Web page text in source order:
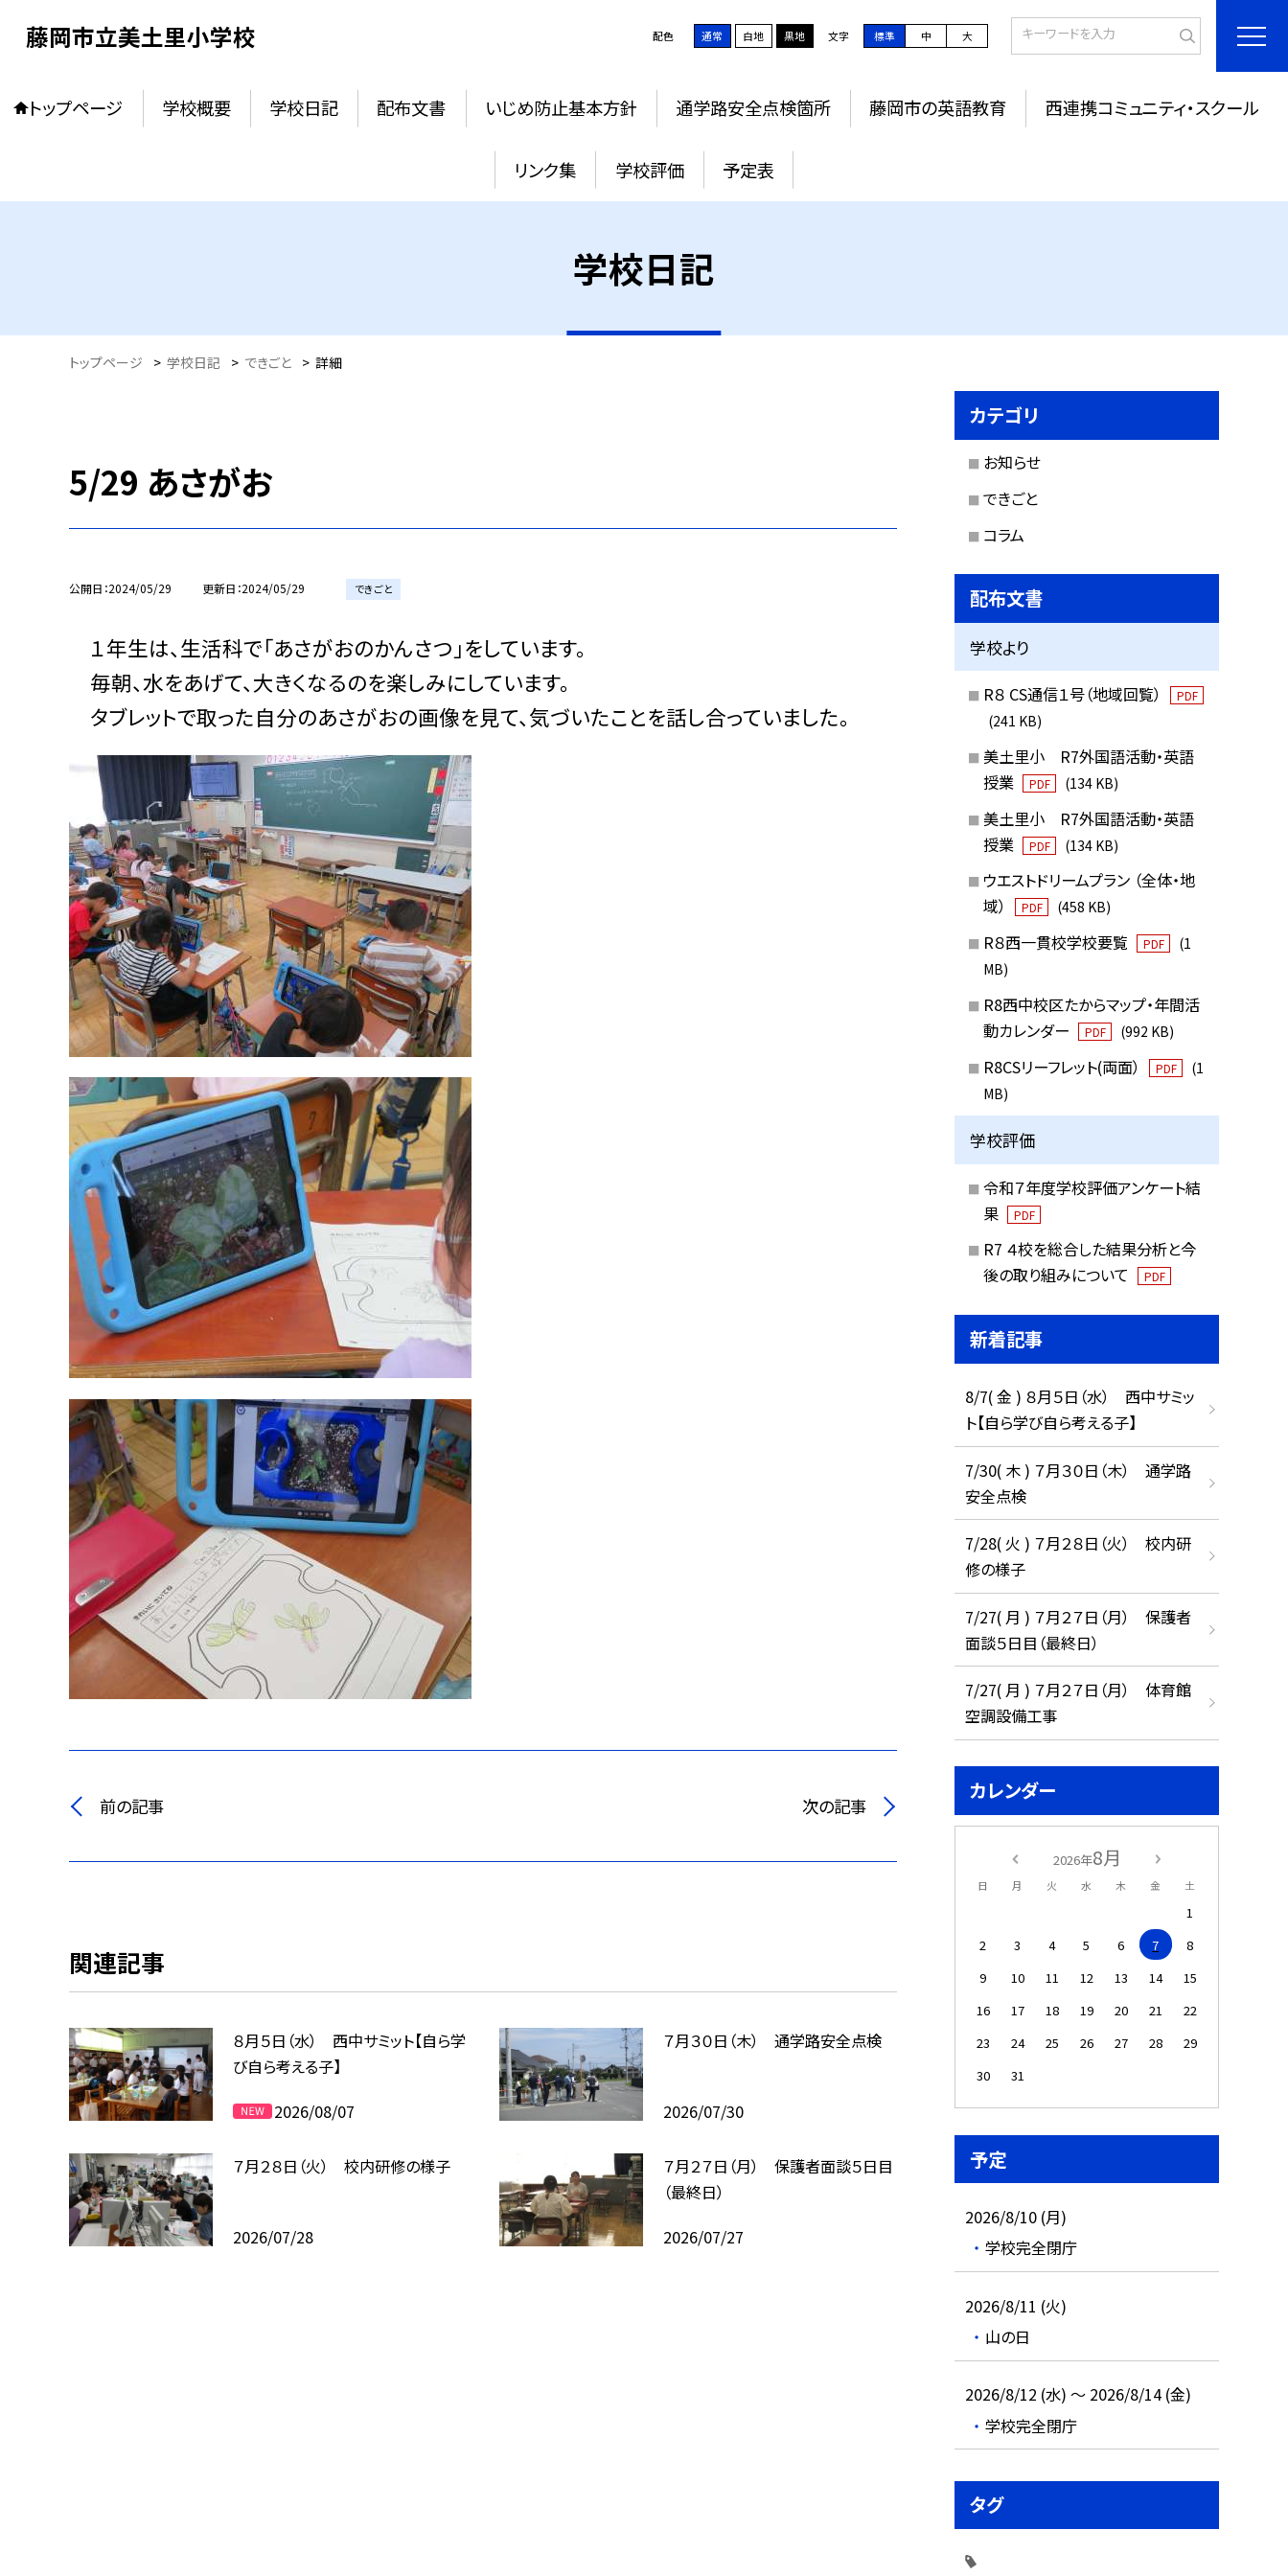
藤岡市立美土里小学校 配色 通常 白地 黒地 文字 標準 中 大
トップページ 学校概要 学校日記 配布文書 いじめ防止基本方針 通学路安全点検箇所 藤岡市の英語教育 西連携コミュニティ・スクール
リンク集 学校評価 予定表
学校日記
トップページ > 学校日記 > できごと > 詳細
5/29 あさがお
公開日 2024/05/29 更新日 2024/05/29 できごと
１年生は、生活科で「あさがおのかんさつ」をしています。
毎朝、水をあげて、大きくなるのを楽しみにしています。
タブレットで取った自分のあさがおの画像を見て、気づいたことを話し合っていました。
前の記事 次の記事
関連記事
８月５日（水） 西中サミット【自ら学
び自ら考える子】
2026/08/07
７月３０日（木） 通学路安全点検
2026/07/30
７月２８日（火） 校内研修の様子
2026/07/28
７月２７日（月） 保護者面談５日目
（最終日）
2026/07/27
カテゴリ
お知らせ
できごと
コラム
配布文書
学校より
R８ CS通信１号（地域回覧） PDF
(241 KB)
美土里小 R7外国語活動・英語
授業
PDF (134 KB)
美土里小 R7外国語活動・英語
授業
PDF (134 KB)
ウエストドリームプラン （全体・地
域）
PDF (458 KB)
R８西一貫校学校要覧 PDF
(1
MB)
R8西中校区たからマップ・年間活
動カレンダー
PDF (992 KB)
R8CSリーフレット(両面） PDF
(1
MB)
学校評価
令和７年度学校評価アンケート結
果
PDF
R7 ４校を総合した結果分析と今
後の取り組みについて
PDF
新着記事
8/7( 金 ) ８月５日（水） 西中サミッ
ト【自ら学び自ら考える子】
7/30( 木 ) ７月３０日（木） 通学路
安全点検
7/28( 火 ) ７月２８日（火） 校内研
修の様子
7/27( 月 ) ７月２７日（月） 保護者
面談５日目（最終日）
7/27( 月 ) ７月２７日（月） 体育館
空調設備工事
カレンダー
2026年8月
日 月 火 水 木 金 土
1
2
3 4 5 6 7
8
9
10 11 12 13 14
15
16
17 18 19 20 21
22
23
24 25 26 27 28
29
30
31
予定
2026/8/10 (月)
学校完全閉庁
2026/8/11 (火)
山の日
2026/8/12 (水) ～ 2026/8/14 (金)
学校完全閉庁
タグ